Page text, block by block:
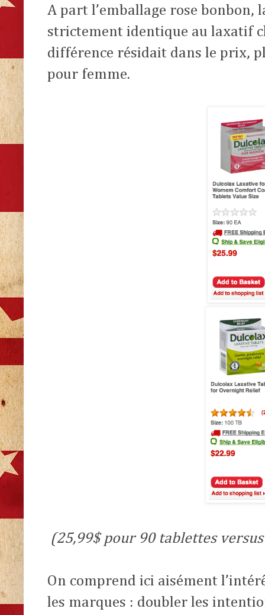
A part l’emballage rose bonbon,
strictement identique au laxatif
différence résidait dans le prix,
pour femme.
(25,99$ pour 90 tablettes
On comprend ici aisément
les marques : doubler les